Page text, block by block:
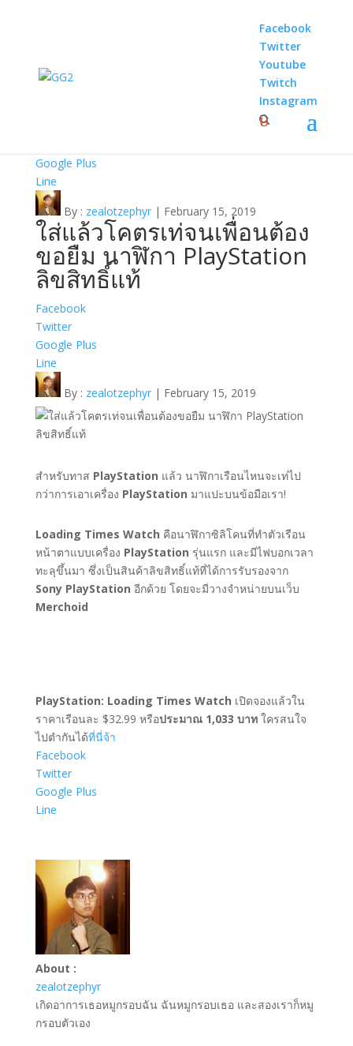
Facebook
Twitter
Youtube
Twitch
Instagram
Google Plus
Line
By : zealotzephyr| February 15, 2019
ใส่แล้วโคตรเท่จนเพื่อนต้อง
ขอยืม นาฬิกา PlayStation
ลิขสิทธิ์แท้
Facebook
Twitter
Google Plus
Line
By : zealotzephyr| February 15, 2019
สำหรับทาส PlayStation แล้ว นาฬิกาเรือนไหนจะเท่ไป
กว่าการเอาเครื่อง PlayStation มาแปะบนข้อมือเรา!
Loading Times Watch คือนาฬิกาซิลิโคนที่ทำตัวเรือน
หน้าตาแบบเครื่อง PlayStation รุ่นแรก และมีไฟบอกเวลา
ทะลุขึ้นมา ซึ่งเป็นสินค้าลิขสิทธิ์แท้ที่ได้การรับรองจาก
Sony PlayStation อีกด้วย โดยจะมีวางจำหน่ายบนเว็บ
Merchoid
PlayStation: Loading Times Watch เปิดจองแล้วใน
ราคาเรือนละ $32.99 หรือประมาณ 1,033 บาทใครสนใจ
ไปตำกันได้ที่นี่จ้า
Facebook
Twitter
Google Plus
Line
About :
zealotzephyr
เกิดอาการเธอหมูกรอบฉัน ฉันหมูกรอบเธอ และสองเราก็หมู
กรอบตัวเอง